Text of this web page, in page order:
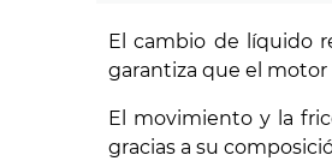
El cambio de líquido
garantiza que el motor
El movimiento y la
gracias a su